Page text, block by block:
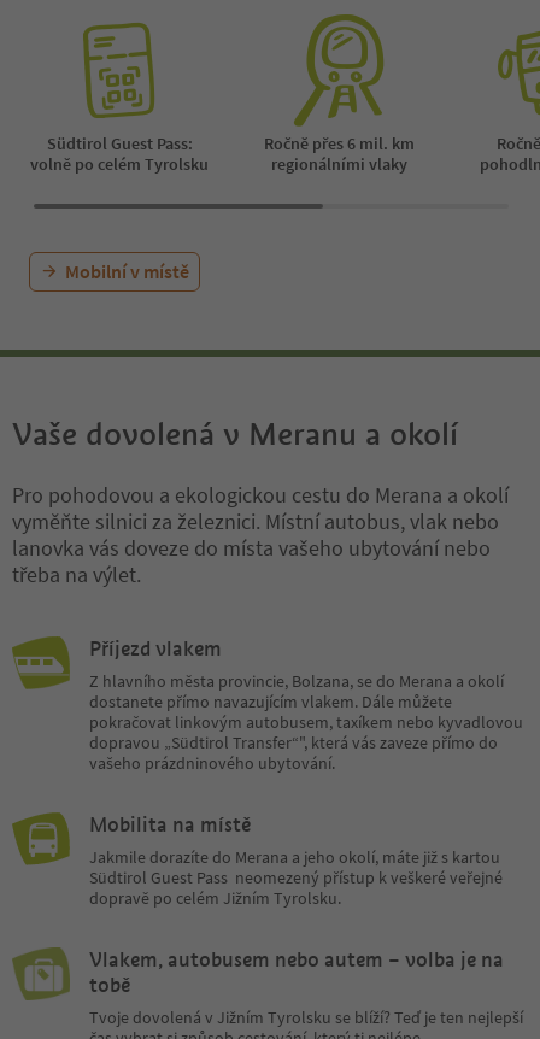
Südtirol Guest Pass:
volně po celém Tyrolsku
Ročně přes 6 mil. km
regionálními vlaky
Mobilní v místě
Vaše dovolená v Meranu a okolí
Pro pohodovou a ekologickou cestu do Merana a okolí
vyměňte silnici za železnici. Místní autobus, vlak nebo
lanovka vás doveze do místa vašeho ubytování nebo
třeba na výlet.
Příjezd vlakem
Z hlavního města provincie, Bolzana, se do Merana a okolí
dostanete přímo navazujícím vlakem. Dále můžete
pokračovat linkovým autobusem, taxíkem nebo kyvadlovou
dopravou „Südtirol Transfer“", která vás zaveze přímo do
vašeho prázdninového ubytování.
Mobilita na místě
Jakmile dorazíte do Merana a jeho okolí, máte již s kartou
Südtirol Guest Pass neomezený přístup k veškeré veřejné
dopravě po celém Jižním Tyrolsku.
Vlakem, autobusem nebo autem – volba je na
tobě
Tvoje dovolená v Jižním Tyrolsku se blíží? Teď je ten nejlepší